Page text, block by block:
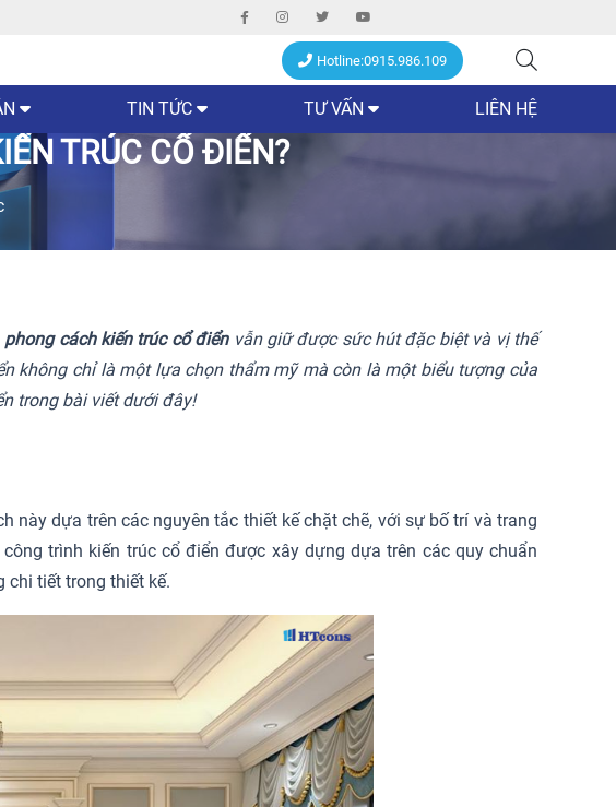
Hotline:0915.986.109
TIN TỨC TƯ VẤN LIÊN HỆ
TRÚC CỔ ĐIỂN?
phong cách kiến trúc cổ điểnvẫn giữ được sức hút đặc biệt và vị thế
không chỉ là một lựa chọn thẩm mỹ mà còn là một biểu tượng của
trong bài viết dưới đây!
này dựa trên các nguyên tắc thiết kế chặt chẽ, với sự bố trí và trang
trình kiến trúc cổ điển được xây dựng dựa trên các quy chuẩn
chi tiết trong thiết kế.